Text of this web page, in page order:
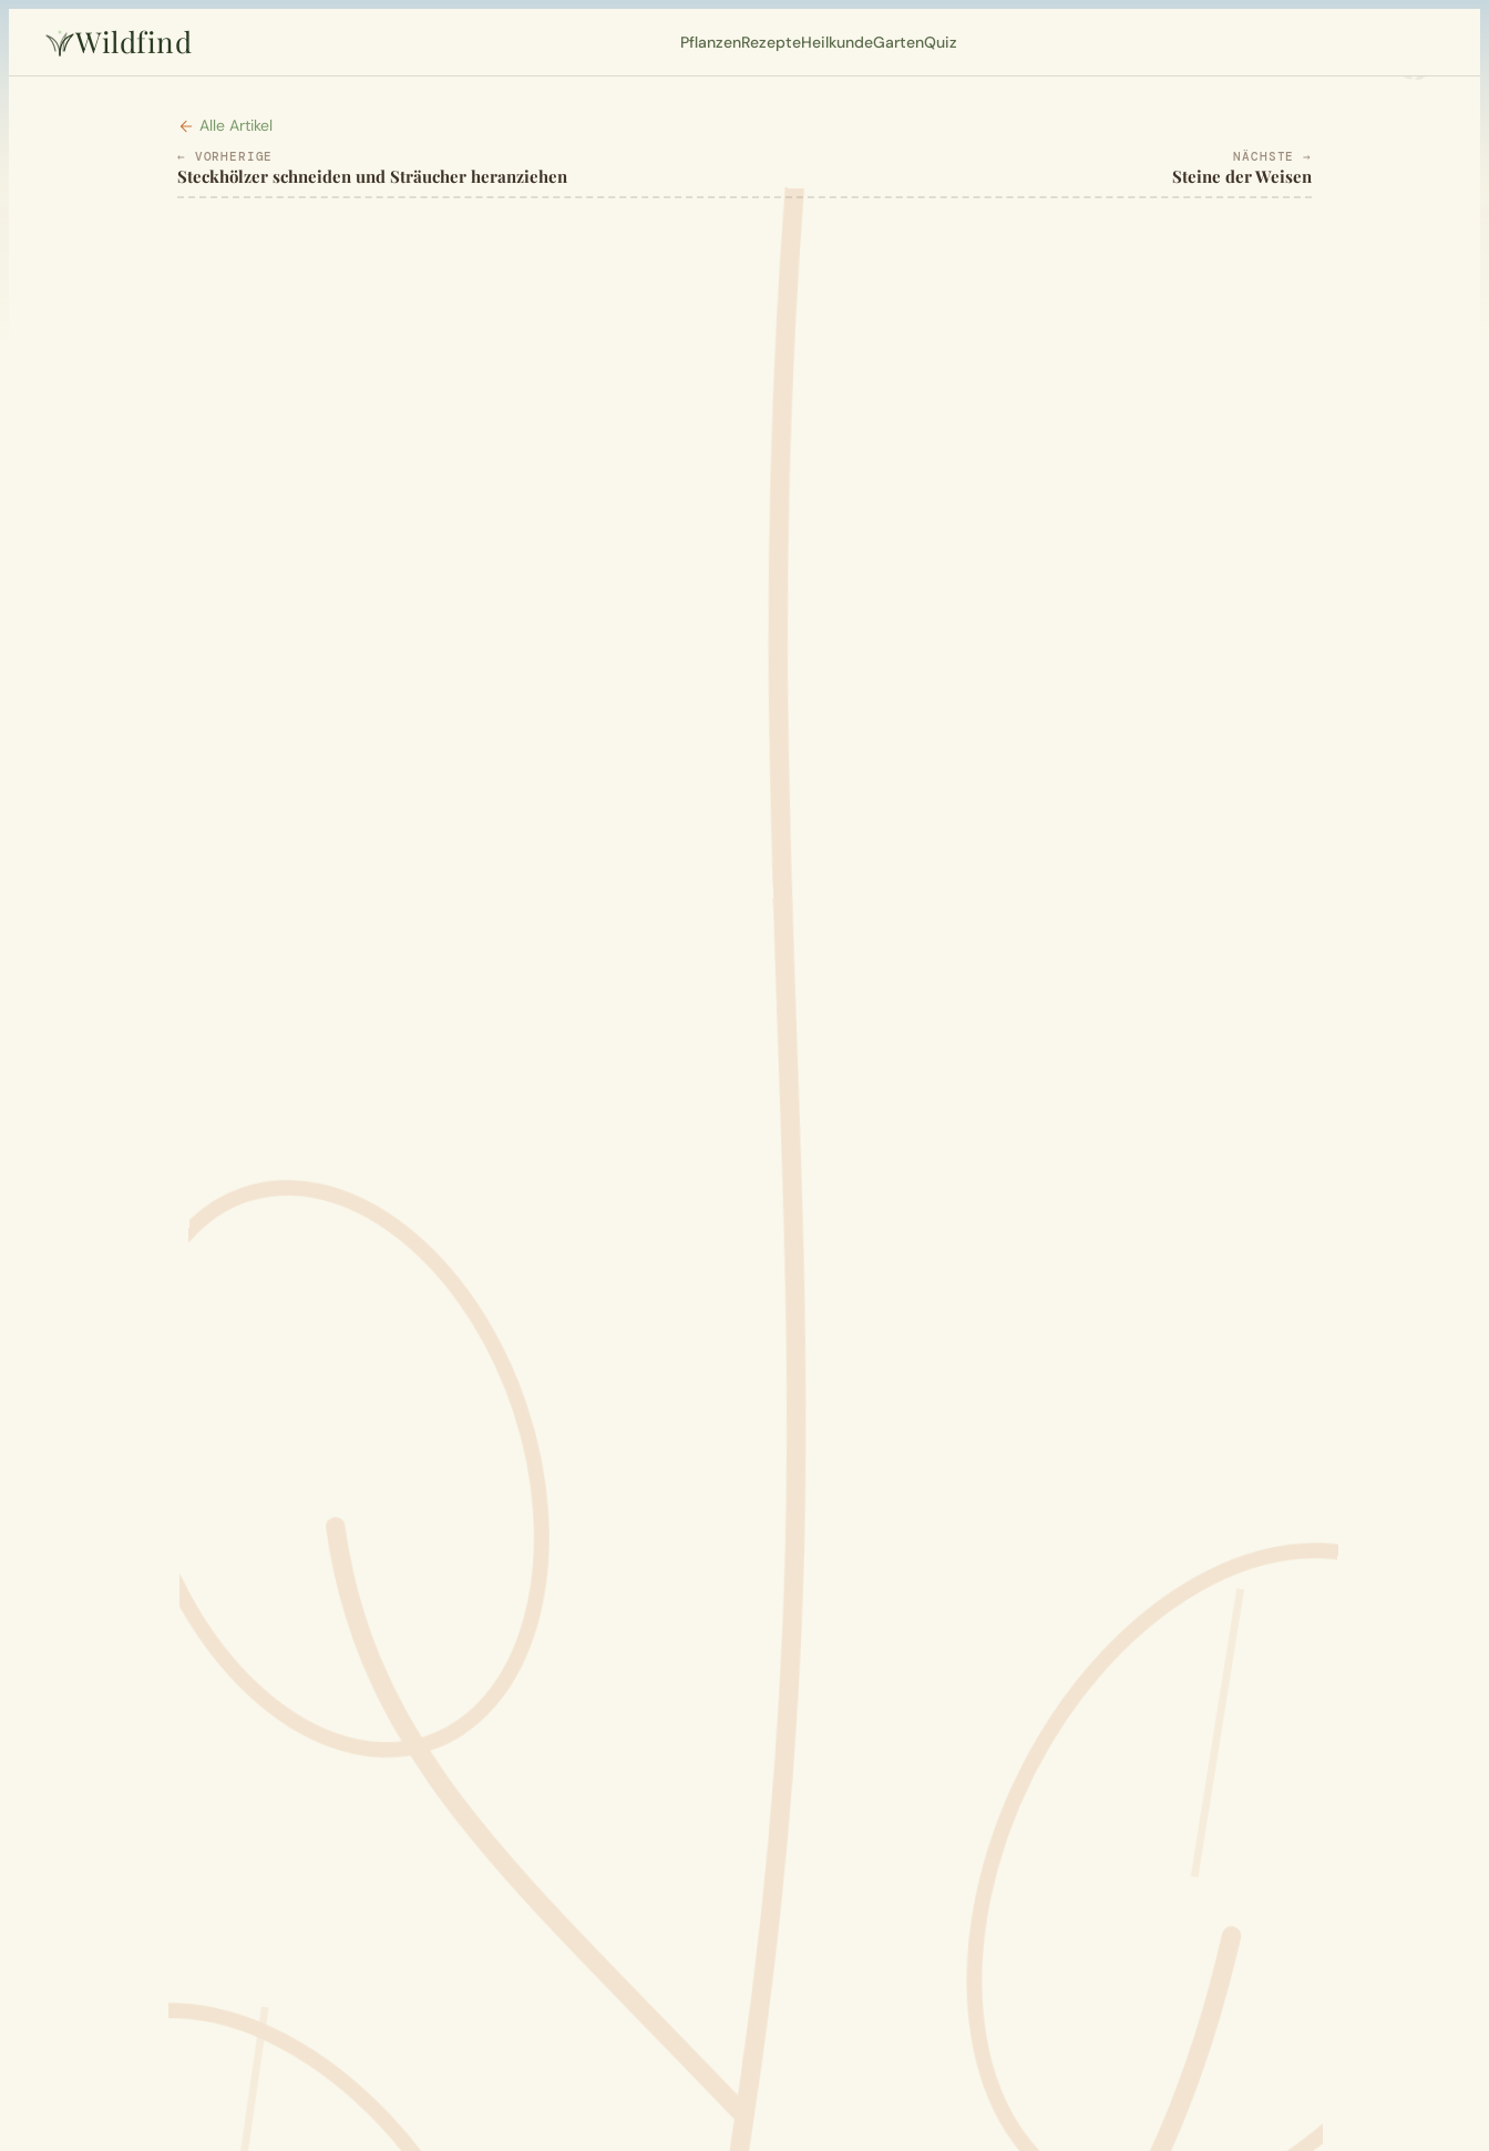
Wildfind PflanzenRezepteHeilkundeGartenQuiz
Alle Artikel
← VORHERIGE
Steckhölzer schneiden und Sträucher heranziehen
NÄCHSTE →
Steine der Weisen